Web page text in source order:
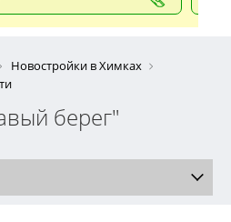
Новостройки в Химках
берег"